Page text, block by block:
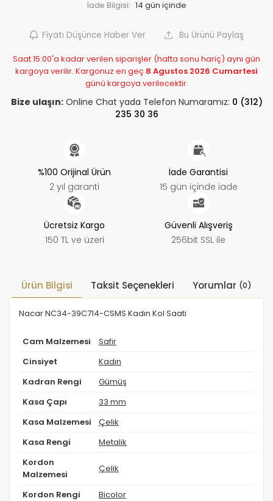
İade Bilgisi:
Fiyatı Düşünce Haber Ver Bu Ürünü Paylaş
Saat 15:00'a kadar verilen siparişler (hafta sonu hariç) aynı gün
kargoya verilir. Kargonuz en geç 8 Agustos 2026 Cumartesi
günü kargoya verilecektir.
Bize ulaşın:Online Chat yada Telefon Numaramız: 0 (312)
235 30 36
%100 Orijinal Ürün
2 yıl garanti
İade Garantisi
15 gün içinde iade
Ücretsiz Kargo
150 TL ve üzeri
Güvenli Alışveriş
256bit SSL ile
Ürün Bilgisi Taksit Seçenekleri Yorumlar (0)
Nacar NC34-39C714-CSMS Kadın Kol Saati
Cam Malzemesi Safir
Cinsiyet Kadın
Kadran Rengi Gümüş
Kasa Çapı 33 mm
Kasa Malzemesi Çelik
Kasa Rengi Metalik
Kordon
Malzemesi
Çelik
Kordon Rengi Bicolor